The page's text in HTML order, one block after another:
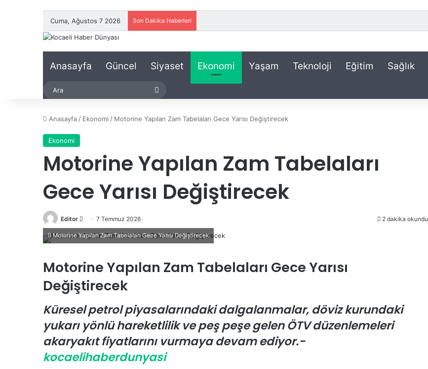
Cuma, Ağustos 7 2026 Son Dakika Haberleri
Anasayfa Güncel Siyaset Ekonomi Yaşam Teknoloji Eğitim Sağlık
Anasayfa / Ekonomi / Motorine Yapılan Zam Tabelaları Gece Yarısı Değiştirecek
Ekonomi
Motorine Yapılan Zam Tabelaları
Gece Yarısı Değiştirecek
Editor
r
-
o
t
a
g
n
7 Temmuz 2026 2 dakika okundu
Motorine Yapılan Zam Tabelaları Gece Yarısı Değiştirecek
Motorine Yapılan Zam Tabelaları Gece Yarısı
Değiştirecek
Küresel petrol piyasalarındaki dalgalanmalar, döviz kurundaki
yukarı yönlü hareketlilik ve peş peşe gelen ÖTV düzenlemeleri
akaryakıt fiyatlarını vurmaya devam ediyor.-
kocaelihaberdunyasi